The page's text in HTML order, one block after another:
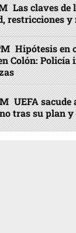
Las claves de
restricciones y
Hipótesis en
Colón: Policía
UEFA sacude
tras su plan y